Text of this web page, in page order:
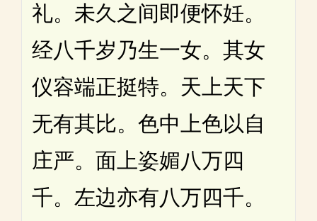
礼。未久之间即便怀妊。
经八千岁乃生一女。其女
仪容端正挺特。天上天下
无有其比。色中上色以自
庄严。面上姿媚八万四
千。左边亦有八万四千。